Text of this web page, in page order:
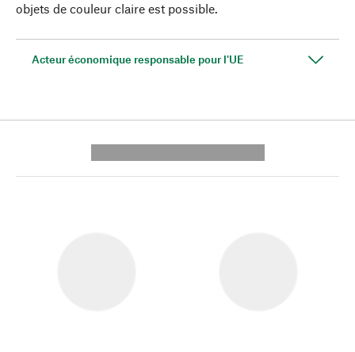
objets de couleur claire est possible.
Acteur économique responsable pour l'UE